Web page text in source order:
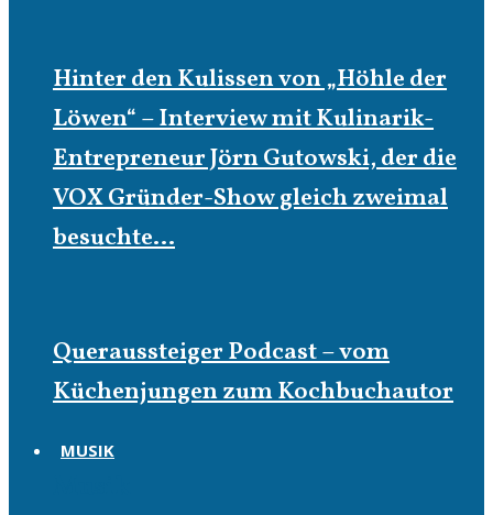
Hinter den Kulissen von „Höhle der
Löwen“ – Interview mit Kulinarik-
Entrepreneur Jörn Gutowski, der die
VOX Gründer-Show gleich zweimal
besuchte…
Queraussteiger Podcast – vom
Küchenjungen zum Kochbuchautor
MUSIK